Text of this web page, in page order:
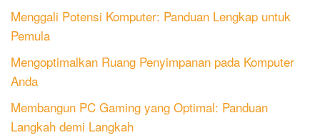
Menggali Potensi Komputer: Panduan Lengkap untuk
Pemula
Mengoptimalkan Ruang Penyimpanan pada Komputer
Anda
Membangun PC Gaming yang Optimal: Panduan
Langkah demi Langkah